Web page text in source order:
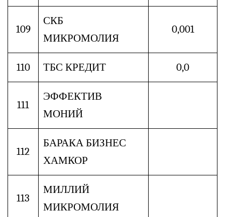
109
СКБ
МИКРОМОЛИЯ
0,001
110 ТБС КРЕДИТ 0,0
111
ЭФФЕКТИВ
МОНИЙ
112
БАРАКА БИЗНЕС
ХАМКОР
113
МИЛЛИЙ
МИКРОМОЛИЯ